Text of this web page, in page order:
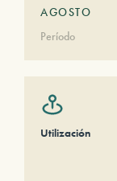
AGOSTO
Período
Utilización